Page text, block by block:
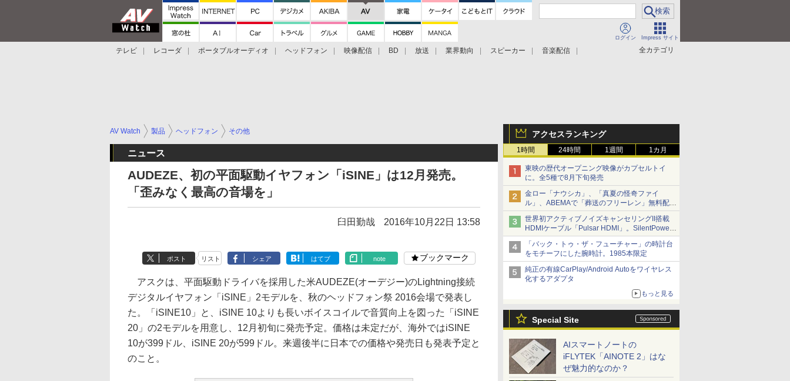
ログイン Impress サイト
全カテゴリ
テレビ レコーダ ポータブルオーディオ ヘッドフォン 映像配信 BD 放送 業界動向 スピーカー
音楽配信
アクセスランキング
1時間 24時間 1週間 1カ月
東映の歴代オープニング映像がカプセルトイ
に。全5種で8月下旬発売
金ロー「ナウシカ」、「真夏の怪奇ファイ
ル」、ABEMAで「葬送のフリーレン」無料配信
など。夏の特番・配信情報
世界初アクティブノイズキャンセリングII搭載
HDMIケーブル「Pulsar HDMI」。SilentPower
から
「バック・トゥ・ザ・フューチャー」の時計台
をモチーフにした腕時計。1985本限定
純正の有線CarPlay/Android Autoをワイヤレス
化するアダプタ
もっと見る
Special Site
AIスマートノートの
iFLYTEK「AINOTE 2」はな
ぜ魅力的なのか？
AV Watch 製品 ヘッドフォン その他
ニュース
AUDEZE、初の平面駆動イヤフォン「iSINE」は12月発売。
「歪みなく最高の音場を」
臼田勤哉 2016年10月22日 13:58
ポスト リスト シェア はてブ note ブックマーク
アスクは、平面駆動ドライバを採用した米AUDEZE(オーデジー)のLightning接続
デジタルイヤフォン「iSINE」2モデルを、秋のヘッドフォン祭 2016会場で発表し
た。「iSINE10」と、iSINE 10よりも長いボイスコイルで音質向上を図った「iSINE
20」の2モデルを用意し、12月初旬に発売予定。価格は未定だが、海外ではiSINE
10が399ドル、iSINE 20が599ドル。来週後半に日本での価格や発売日も発表予定と
のこと。